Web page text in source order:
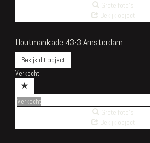
Grote foto's
Bekijk object
Houtmankade 43-3 Amsterdam
Bekijk dit object
Verkocht
Verkocht
Grote foto's
Bekijk object